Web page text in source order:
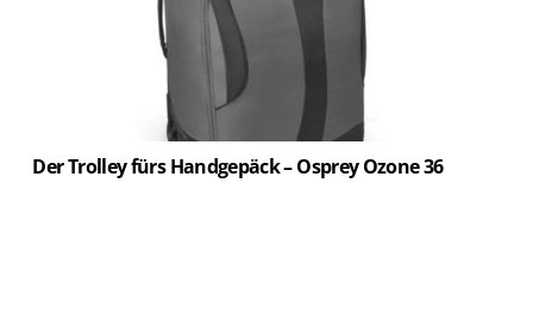
Der Trolley fürs Handgepäck – Osprey Ozone 36